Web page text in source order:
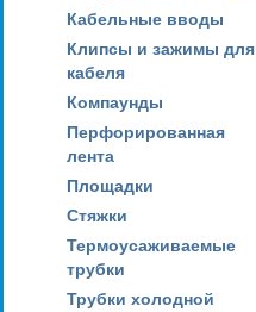
Кабельные вводы
Клипсы и зажимы для
кабеля
Компаунды
Перфорированная
лента
Площадки
Стяжки
Термоусаживаемые
трубки
Трубки холодной